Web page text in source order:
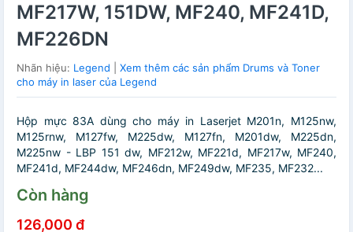
MF217W, 151DW, MF240, MF241D,
MF226DN
Nhãn hiệu: Legend
Xem thêm các sản phẩm Drums và Toner
cho máy in laser của Legend
Hộp mực 83A dùng cho máy in Laserjet M201n, M125nw,
M125rnw, M127fw, M225dw, M127fn, M201dw, M225dn,
M225nw - LBP 151 dw, MF212w, MF221d, MF217w, MF240,
MF241d, MF244dw, MF246dn, MF249dw, MF235, MF232...
Còn hàng
126,000 đ